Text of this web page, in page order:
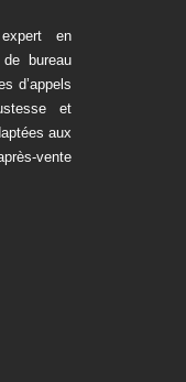
en
bureau
d’appels
et
aux
vente